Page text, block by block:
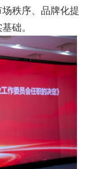
秩序、品牌化提
础。